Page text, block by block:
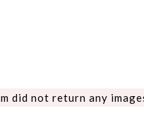
did not return any